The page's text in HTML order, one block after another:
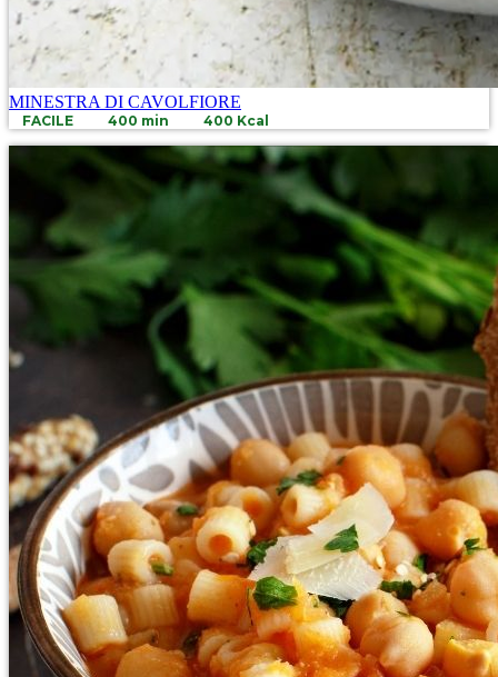
MINESTRA DI CAVOLFIORE
FACILE 400 min 400 Kcal